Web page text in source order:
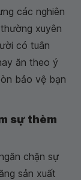
các nghiên
xuyên
có tuân
ăn theo ý
bảo vệ bạn
sự thèm
chặn sự
sản xuất